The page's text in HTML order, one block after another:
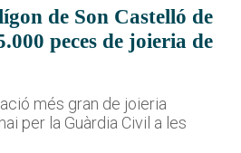
de Son Castelló de
peces de joieria de
més gran de joieria
per la Guàrdia Civil a les